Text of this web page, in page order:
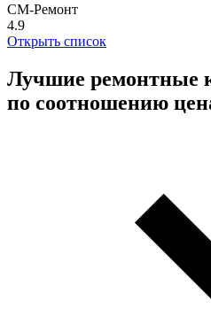
СМ-Ремонт
4.9
Открыть список
Лучшие ремонтные
по соотношению